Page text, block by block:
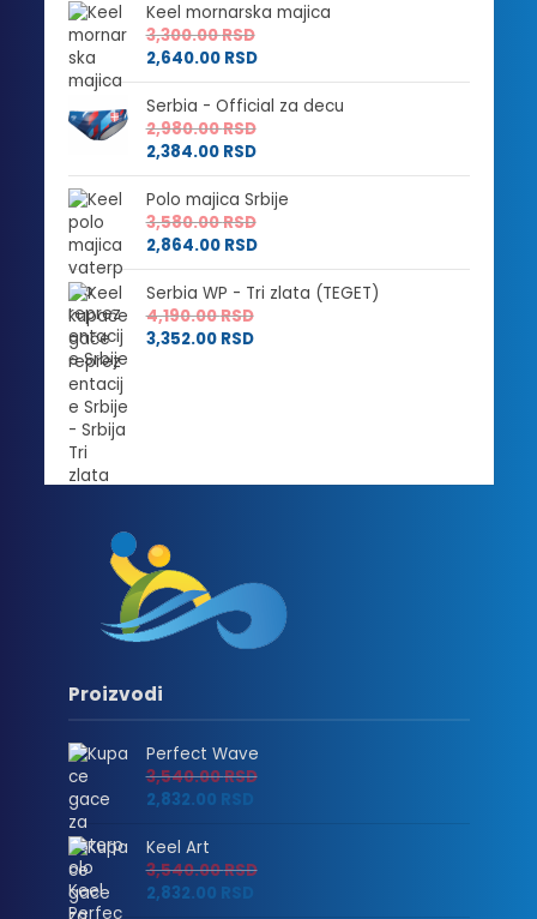
Keel mornarska majica
3,300.00RSD
2,640.00 RSD
Serbia - Official za decu
2,980.00RSD
2,384.00 RSD
Polo majica Srbije
3,580.00RSD
2,864.00 RSD
Serbia WP - Tri zlata (TEGET)
4,190.00RSD
3,352.00 RSD
Proizvodi
Perfect Wave
3,540.00RSD
2,832.00 RSD
Keel Art
3,540.00RSD
2,832.00 RSD